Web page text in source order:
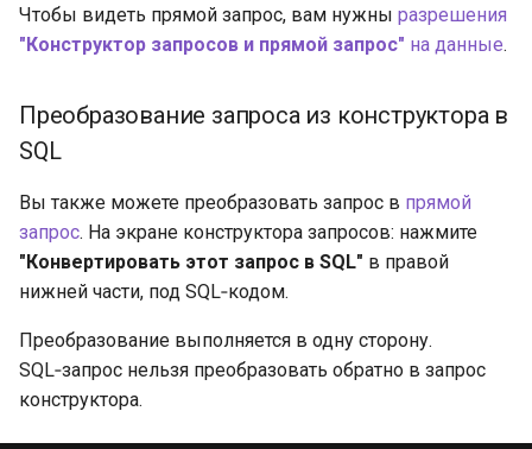
Чтобы видеть прямой запрос, вам нужны разрешения
"Конструктор запросов и прямой запрос" на данные.
Преобразование запроса из конструктора в
SQL
Вы также можете преобразовать запрос в прямой
запрос. На экране конструктора запросов: нажмите
"Конвертировать этот запрос в SQL" в правой
нижней части, под SQL‑кодом.
Преобразование выполняется в одну сторону.
SQL‑запрос нельзя преобразовать обратно в запрос
конструктора.